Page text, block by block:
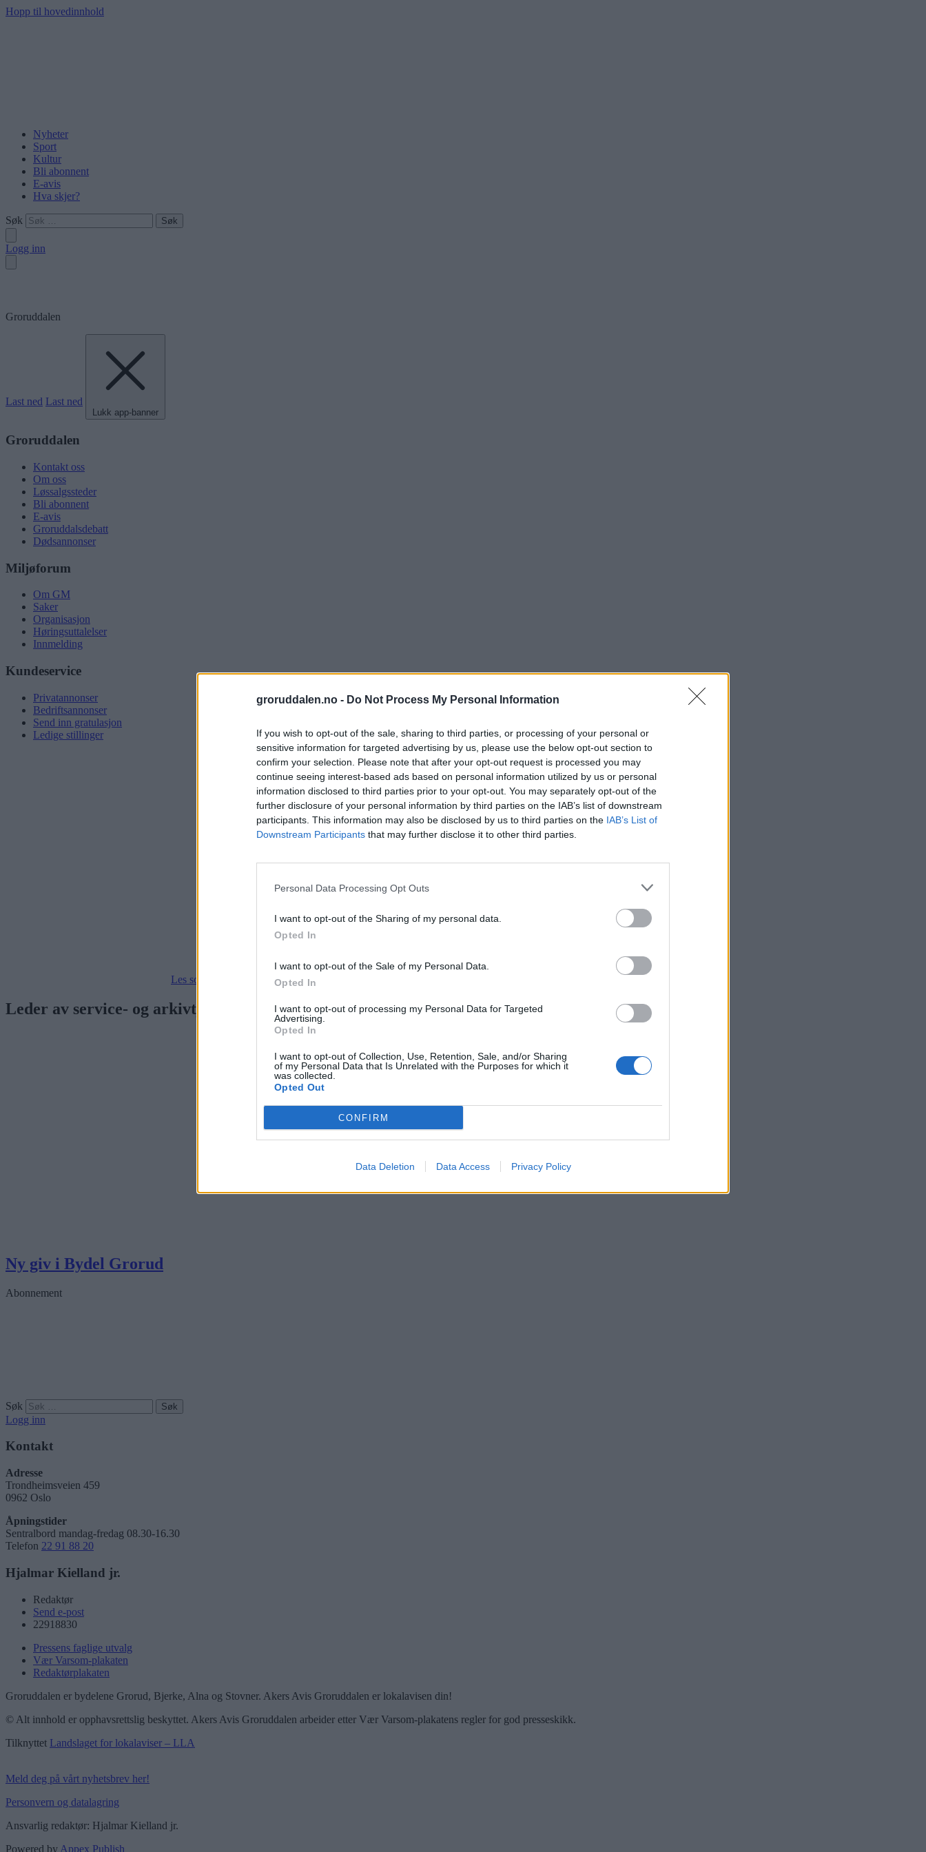
groruddalen.no - Do Not Process My Personal Information
If you wish to opt-out of the sale, sharing to third parties, or processing of your personal or
sensitive information for targeted advertising by us, please use the below opt-out section to
confirm your selection. Please note that after your opt-out request is processed you may
continue seeing interest-based ads based on personal information utilized by us or personal
information disclosed to third parties prior to your opt-out. You may separately opt-out of the
further disclosure of your personal information by third parties on the IAB’s list of downstream
participants. This information may also be disclosed by us to third parties on the IAB’s List of
Downstream Participants that may further disclose it to other third parties.
Personal Data Processing Opt Outs
I want to opt-out of the Sharing of my personal data.
Opted In
I want to opt-out of the Sale of my Personal Data.
Opted In
I want to opt-out of processing my Personal Data for Targeted
Advertising.
Opted In
I want to opt-out of Collection, Use, Retention, Sale, and/or Sharing
of my Personal Data that Is Unrelated with the Purposes for which it
was collected.
Opted Out
CONFIRM
Data Deletion Data Access Privacy Policy
Hopp til hovedinnhold
Nyheter
Sport
Kultur
Bli abonnent
E-avis
Hva skjer?
Søk
Logg inn
Groruddalen
Last ned Last ned
Lukk app-banner
Groruddalen
Kontakt oss
Om oss
Løssalgssteder
Bli abonnent
E-avis
Groruddalsdebatt
Dødsannonser
Miljøforum
Om GM
Saker
Organisasjon
Høringsuttalelser
Innmelding
Kundeservice
Privatannonser
Bedriftsannonser
Send inn gratulasjon
Ledige stillinger
Les som e-avis Gå til arkivet
Leder av service- og arkivtjenesten
Ny giv i Bydel Grorud
Abonnement
Søk
Logg inn
Kontakt
Adresse
Trondheimsveien 459
0962 Oslo
Åpningstider
Sentralbord mandag-fredag 08.30-16.30
Telefon 22 91 88 20
Hjalmar Kielland jr.
Redaktør
Send e-post
22918830
Pressens faglige utvalg
Vær Varsom-plakaten
Redaktørplakaten
Groruddalen er bydelene Grorud, Bjerke, Alna og Stovner. Akers Avis Groruddalen er lokalavisen din!
© Alt innhold er opphavsrettslig beskyttet. Akers Avis Groruddalen arbeider etter Vær Varsom-plakatens regler for god presseskikk.
Tilknyttet Landslaget for lokalaviser – LLA
Meld deg på vårt nyhetsbrev her!
Personvern og datalagring
Ansvarlig redaktør: Hjalmar Kielland jr.
Powered by Appex Publish